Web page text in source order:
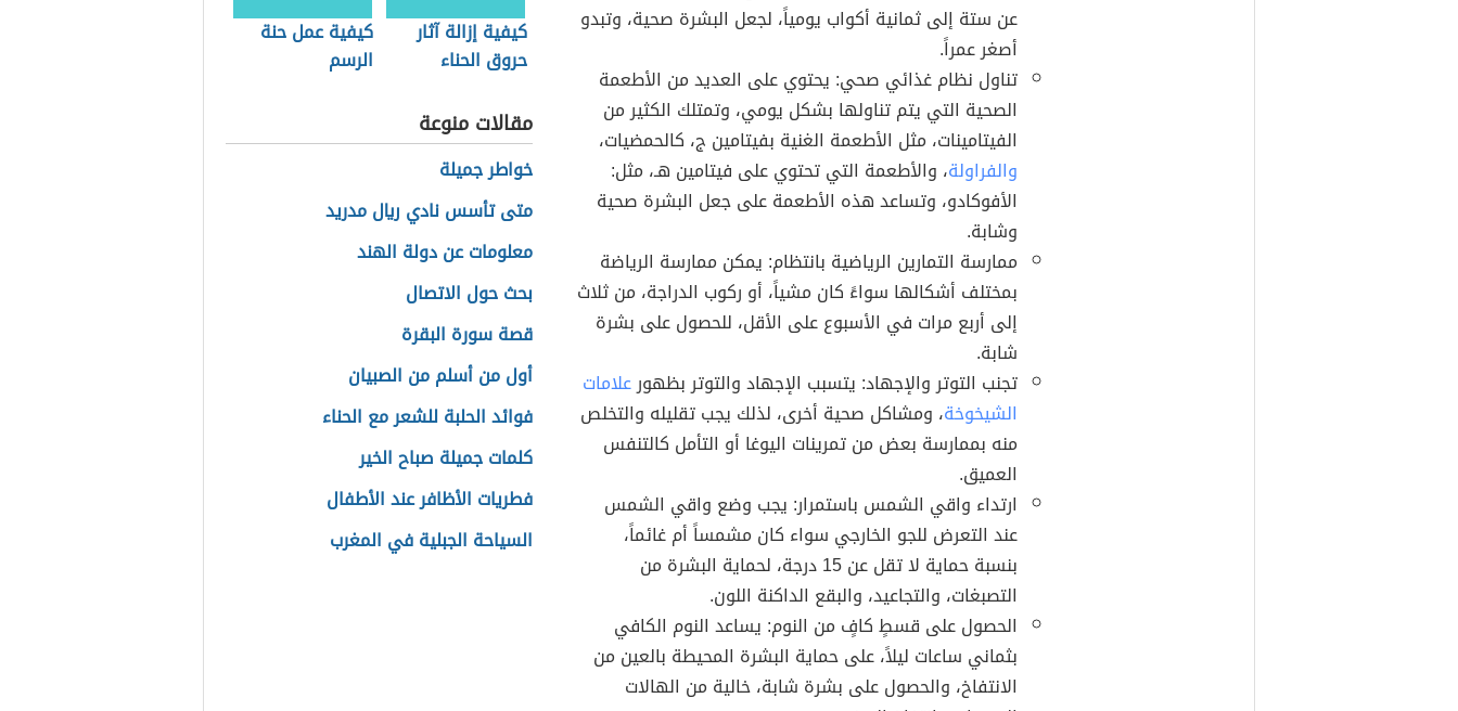
عن ستة إلى ثمانية أكواب يومياً، لجعل البشرة صحية، وتبدو
أصغر عمراً.
تناول نظام غذائي صحي: يحتوي على العديد من الأطعمة
الصحية التي يتم تناولها بشكل يومي، وتمتلك الكثير من
الفيتامينات، مثل الأطعمة الغنية بفيتامين ج، كالحمضيات،
والفراولة، والأطعمة التي تحتوي على فيتامين هـ، مثل:
الأفوكادو، وتساعد هذه الأطعمة على جعل البشرة صحية
وشابة.
ممارسة التمارين الرياضية بانتظام: يمكن ممارسة الرياضة
بمختلف أشكالها سواءً كان مشياً، أو ركوب الدراجة، من ثلاث
إلى أربع مرات في الأسبوع على الأقل، للحصول على بشرة
شابة.
تجنب التوتر والإجهاد: يتسبب الإجهاد والتوتر بظهورعلامات
الشيخوخة، ومشاكل صحية أخرى، لذلك يجب تقليله والتخلص
منه بممارسة بعض من تمرينات اليوغا أو التأمل كالتنفس
العميق.
ارتداء واقي الشمس باستمرار: يجب وضع واقي الشمس
عند التعرض للجو الخارجي سواء كان مشمساً أم غائماً،
بنسبة حماية لا تقل عن 15 درجة، لحماية البشرة من
التصبغات، والتجاعيد، والبقع الداكنة اللون.
الحصول على قسطٍ كافٍ من النوم: يساعد النوم الكافي
بثماني ساعات ليلاً، على حماية البشرة المحيطة بالعين من
الانتفاخ، والحصول على بشرة شابة، خالية من الهالات
كيفية إزالة آثار
حروق الحناء
كيفية عمل حنة
الرسم
مقالات منوعة
خواطر جميلة
متى تأسس نادي ريال مدريد
معلومات عن دولة الهند
بحث حول الاتصال
قصة سورة البقرة
أول من أسلم من الصبيان
فوائد الحلبة للشعر مع الحناء
كلمات جميلة صباح الخير
فطريات الأظافر عند الأطفال
السياحة الجبلية في المغرب